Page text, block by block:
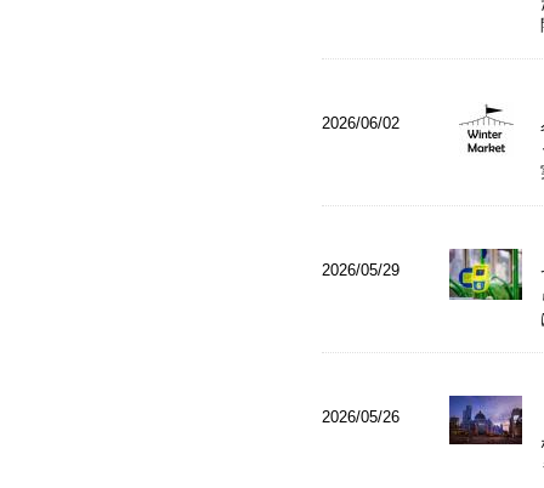
2026/06/02
2026/05/29
2026/05/26